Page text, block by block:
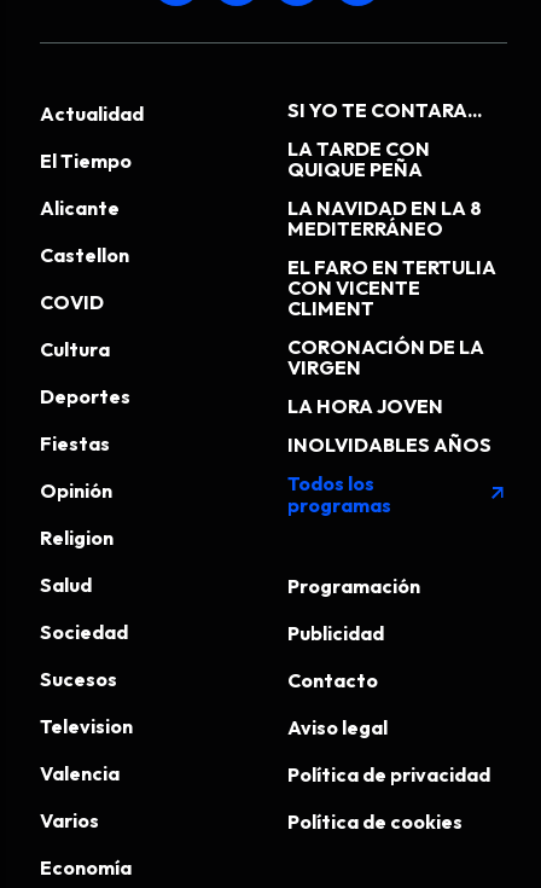
Actualidad
El Tiempo
Alicante
Castellon
COVID
Cultura
Deportes
Fiestas
Opinión
Religion
Salud
Sociedad
Sucesos
Television
Valencia
Varios
Economía
SI YO TE CONTARA...
LA TARDE CON
QUIQUE PEÑA
LA NAVIDAD EN LA 8
MEDITERRÁNEO
EL FARO EN TERTULIA
CON VICENTE
CLIMENT
CORONACIÓN DE LA
VIRGEN
LA HORA JOVEN
INOLVIDABLES AÑOS
Todos los
programas
arrow_outward
Programación
Publicidad
Contacto
Aviso legal
Política de privacidad
Política de cookies